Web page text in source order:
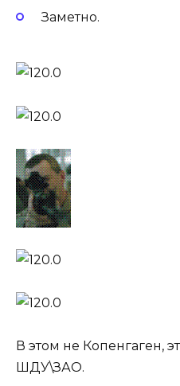
Заметно.
В этом не Копенгаген,
ШДУ\ЗАО.